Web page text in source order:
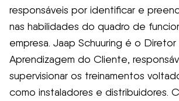
responsáveis por identificar e
nas habilidades do quadro de
empresa. Jaap Schuuring é o
Aprendizagem do Cliente,
supervisionar os treinamentos
como instaladores e distribuidores.